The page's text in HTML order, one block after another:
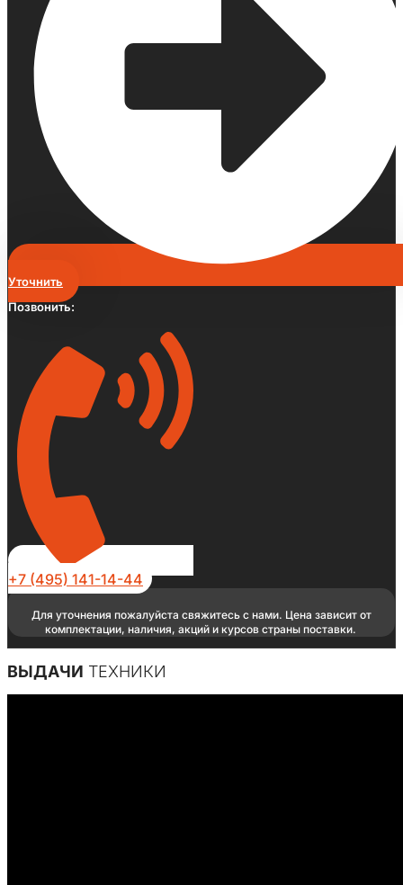
Уточнить
Позвонить:
+7 (495) 141-14-44
Для уточнения пожалуйста свяжитесь с нами. Цена зависит от
комплектации, наличия, акций и курсов страны поставки.
ВЫДАЧИ ТЕХНИКИ